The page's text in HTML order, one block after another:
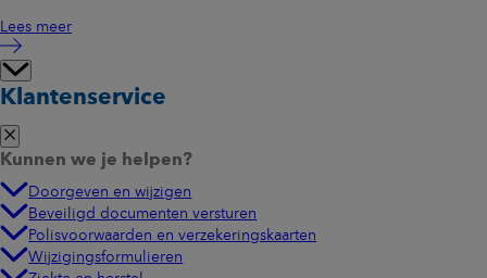
Lees meer
Klantenservice
Kunnen we je helpen?
Doorgeven en wijzigen
Beveiligd documenten versturen
Polisvoorwaarden en verzekeringskaarten
Wijzigingsformulieren